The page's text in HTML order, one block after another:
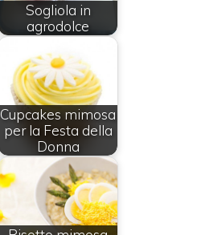
Sogliola in
agrodolce
Cupcakes mimosa
per la Festa della
Donna